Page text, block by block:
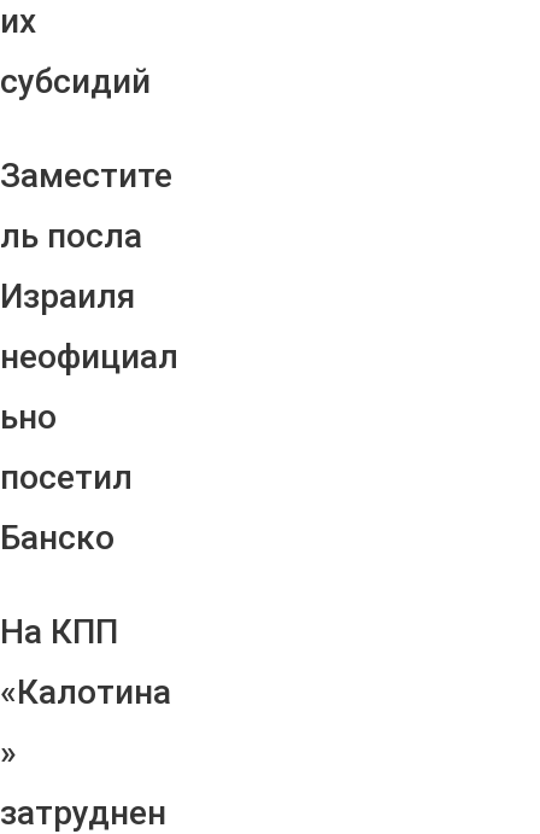
их
субсидий
Заместите
ль посла
Израиля
неофициал
ьно
посетил
Банско
На КПП
«Калотина
»
затруднен